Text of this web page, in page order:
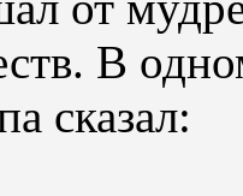
В
сказал: